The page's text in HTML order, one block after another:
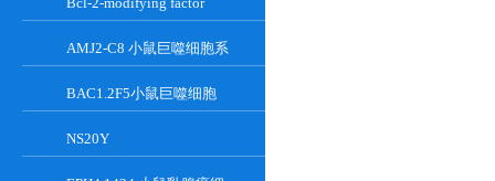
AMJ2-C8 小鼠巨噬细胞系
BAC1.2F5小鼠巨噬细胞
NS20Y